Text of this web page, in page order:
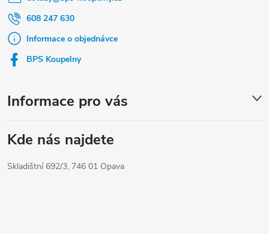
u
608 247 630
Informace o objednávce
BPS Koupelny
Informace pro vás
Kde nás najdete
Skladištní 692/3, 746 01 Opava